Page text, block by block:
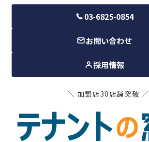
03-6825-0854
お問い合わせ
採用情報
＼ 加盟店30店舗突破 ／